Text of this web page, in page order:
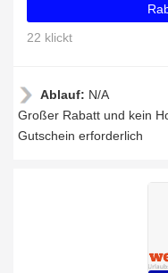
22 klickt
Ablauf: N/A
Großer Rabatt und kein
Gutschein erforderlich